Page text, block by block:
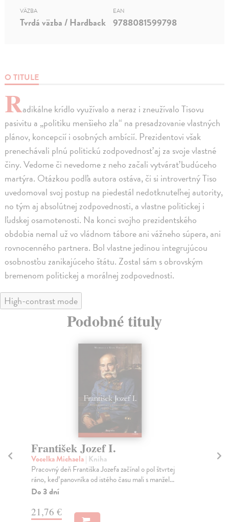
O TITULE
Radikálne krídlo využívalo a neraz i zneužívalo Tisovu
pasivitu a „politiku menšieho zla“ na presadzovanie vlastných
plánov, koncepcií i osobných ambícií. Prezidentovi však
prenechávali plnú politickú zodpovednosť aj za svoje vlastné
činy. Vedome či nevedome z neho začali vytvárať budúceho
martýra. Otázkou podľa autora ostáva, či si introvertný Tiso
uvedomoval svoj postup na piedestál nedotknuteľnej autority,
no tým aj absolútnej zodpovednosti, a vlastne politickej i
ľudskej osamotenosti. Na konci svojho prezidentského
obdobia nemal už vo vládnom tábore ani vážneho súpera, ani
rovnocenného partnera. Bol vlastne jedinou integrujúcou
osobnosťou zanikajúceho štátu. Zostal sám s obrovským
bremenom politickej a morálnej zodpovednosti.
VÄZBA
Tvrdá väzba / Hardback
EAN
9788081599798
High-contrast mode
Podobné tituly
František Jozef I.
Vocelka Michaela| Kniha
Pracovný deň Františka Jozefa začínal o pol štvrtej
ráno, keď panovníka od istého času mali s manžel...
Do 3 dní
21,76 €